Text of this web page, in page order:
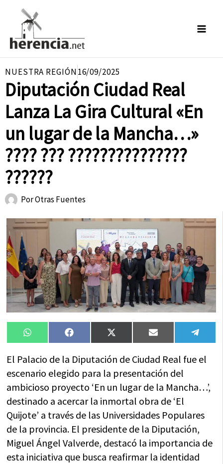
contenido
NUESTRA REGIÓN16/09/2025
Diputación Ciudad Real
Lanza La Gira Cultural «En
un lugar de la Mancha…»
???? ??? ???????????????
??????
PorOtras Fuentes
Compartir
en
WhatsAppCompartir
en
FacebookCompartir
en
X
(Twitter)
Compartir
en
Email
en
El Palacio de la Diputación de Ciudad Real fue el
escenario elegido para la presentación del
ambicioso proyecto ‘En un lugar de la Mancha…’,
destinado a acercar la inmortal obra de ‘El
Quijote’ a través de las Universidades Populares
de la provincia. El presidente de la Diputación,
Miguel Ángel Valverde, destacó la importancia de
esta iniciativa que busca reafirmar la identidad